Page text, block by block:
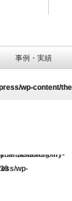
事例・実績
wp-content/
wp-content/
$tarmslug in
30